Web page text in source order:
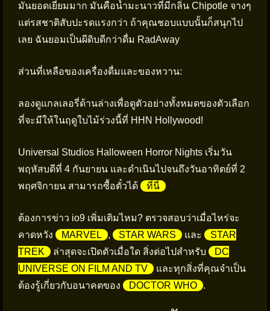
มันยอดเยี่ยมมาก มันคือน้ำมะนาวที่มีกลิ่น Chipotle จางๆ
แต่รสชาติสับปะรดแรงกว่า ถ้าคุณชอบแบบนั้นก็สนุกไป
เลย ฉันยอมเป็นผีดิบดีกว่าดื่ม RadAway
ส่วนที่เหลือของเครื่องดื่มและของหวาน:
ลองดูแกลเลอรี่ด้านล่างเพื่อดูตัวอย่างทั้งหมดของตัวเลือก
ที่จะมีให้ในฤดูใบไม้ร่วงนี้ที่ HHN Hollywood!
Universal Studios Halloween Horror Nights เริ่มวัน
พฤหัสบดีที่ 4 กันยายน และดำเนินไปจนถึงวันอาทิตย์ที่ 2
พฤศจิกายน สามารถซื้อตั๋วได้
ที่นี่
ต้องการข่าว io9 เพิ่มเติมไหม? ตรวจสอบว่าเมื่อไหร่จะ
คาดหวัง
MARVEL , STAR WARS และ
STAR
TREK
ล่าสุดจะเปิดตัวเมื่อใด สิ่งต่อไปสำหรับ
DC
UNIVERSE ON FILM AND TV
และทุกสิ่งที่คุณจำเป็น
ต้องรู้เกี่ยวกับอนาคตของ
DOCTOR WHO .